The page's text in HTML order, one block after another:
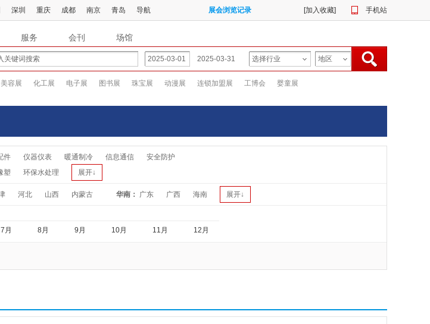
深圳 重庆 成都 南京 青岛 导航 展会浏览记录 [加入收藏] 手机站
服务 会刊 场馆
美容展 化工展 电子展 图书展 珠宝展 动漫展 连锁加盟展 工博会 婴童展
件 仪器仪表 暖通制冷 信息通信
安全防护
塑 环保水处理 展开↓
河北 山西 内蒙古 华南： 广东 广西 海南 展开↓
7月 8月 9月 10月 11月 12月